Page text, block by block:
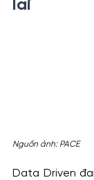
lai
Nguồn ảnh: PACE
Data Driven